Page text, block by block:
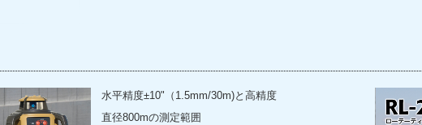
水平精度±10"（1.5mm/30m)と高精度
直径800mの測定範囲